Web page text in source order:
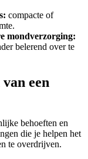
compacte of
mondverzorging:
belerend over te
een
behoeften en
die je helpen het
te overdrijven.